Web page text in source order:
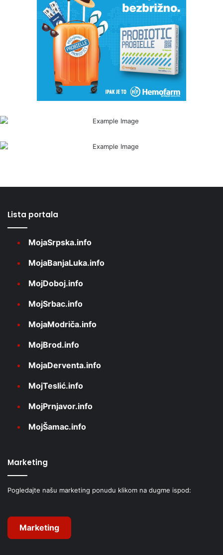
Lista portala
MojaSrpska.info
MojaBanjaLuka.info
MojDoboj.info
MojSrbac.info
MojaModriča.info
MojBrod.info
MojaDerventa.info
MojTeslić.info
MojPrnjavor.info
MojŠamac.info
Marketing
Pogledajte našu marketing ponudu klikom na dugme ispod:
Marketing